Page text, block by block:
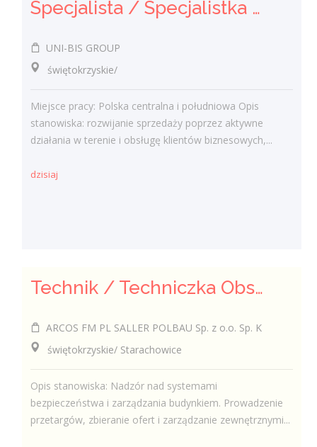
Specjalista / Specjalistka ds. sprzedaży rozwiązań technicznych
UNI-BIS GROUP
świętokrzyskie/
Miejsce pracy: Polska centralna i południowa Opis
stanowiska: rozwijanie sprzedaży poprzez aktywne
działania w terenie i obsługę klientów biznesowych,...
dzisiaj
Technik / Techniczka Obsługi Budynku
ARCOS FM PL SALLER POLBAU Sp. z o.o. Sp. K
świętokrzyskie/ Starachowice
Opis stanowiska: Nadzór nad systemami
bezpieczeństwa i zarządzania budynkiem. Prowadzenie
przetargów, zbieranie ofert i zarządzanie zewnętrznymi...